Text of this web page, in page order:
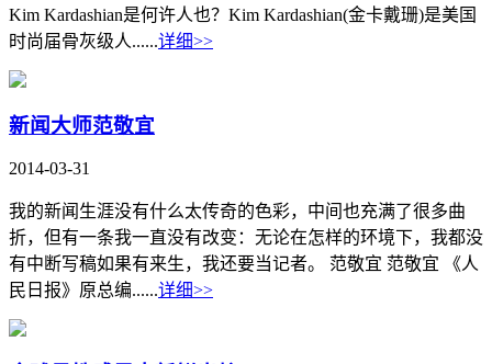
Kim Kardashian是何许人也？Kim Kardashian(金卡戴珊)是美国
时尚届骨灰级人......详细>>
新闻大师范敬宜
2014-03-31
我的新闻生涯没有什么太传奇的色彩，中间也充满了很多曲
折，但有一条我一直没有改变：无论在怎样的环境下，我都没
有中断写稿如果有来生，我还要当记者。 范敬宜 范敬宜 《人
民日报》原总编......详细>>